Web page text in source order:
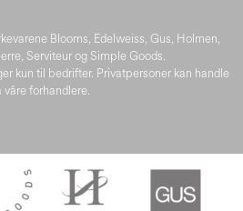
Blooms, Edelweiss, Gus, Holmen,
Serviteur og Simple Goods.
kun til bedrifter. Privatpersoner kan handle
våre forhandlere.